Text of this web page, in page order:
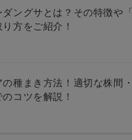
ダングサとは？その特徴や
り方をご紹介！
の種まき方法！適切な株間
コツを解説！